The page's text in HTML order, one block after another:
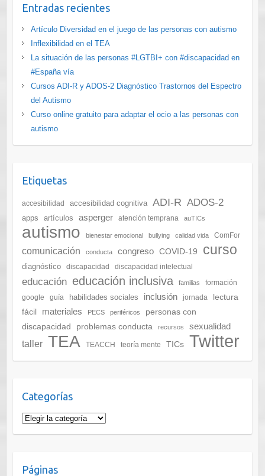
Entradas recientes
Artículo Diversidad en el juego de las personas con autismo
Inflexibilidad en el TEA
La situación de las personas #LGTBI+ con #discapacidad en
#España vía
Cursos ADI-R y ADOS-2 Diagnóstico Trastornos del Espectro
del Autismo
Curso online gratuito para adaptar el ocio a las personas con
autismo
Etiquetas
accesibilidad accesibilidad cognitiva ADI-R ADOS-2
apps artículos asperger atención temprana auTICs
autismo bienestar emocional bullying calidad vida ComFor
comunicación conducta congreso COVID-19 curso
diagnóstico discapacidad discapacidad intelectual
educación educación inclusiva familias
formación
google
guía habilidades sociales inclusión jornada
lectura
fácil
materiales PECS periféricos
personas con
discapacidad
problemas conducta recursos sexualidad
taller TEA TEACCH teoría mente TICs Twitter
Categorías
Categorías
Páginas